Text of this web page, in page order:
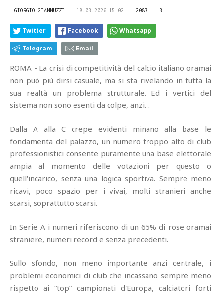
GIORGIO GIANNUZZI 18.03.2026 15:02 2087 3
Twitter Facebook Whatsapp
Telegram Email
ROMA - La crisi di competitività del calcio italiano oramai
non può più dirsi casuale, ma si sta rivelando in tutta la
sua realtà un problema strutturale. Ed i vertici del
sistema non sono esenti da colpe, anzi…
Dalla A alla C crepe evidenti minano alla base le
fondamenta del palazzo, un numero troppo alto di club
professionistici consente puramente una base elettorale
ampia al momento delle votazioni per questo o
quell'incarico, senza una logica sportiva. Sempre meno
ricavi, poco spazio per i vivai, molti stranieri anche
scarsi, soprattutto scarsi.
In Serie A i numeri riferiscono di un 65% di rose oramai
straniere, numeri record e senza precedenti.
Sullo sfondo, non meno importante anzi centrale, i
problemi economici di club che incassano sempre meno
rispetto ai “top” campionati d'Europa, calciatori forti